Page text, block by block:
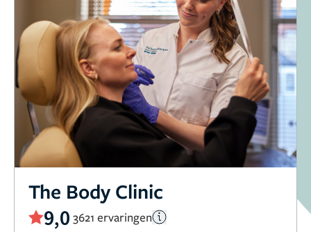
The Body Clinic
9,0 3621 ervaringen